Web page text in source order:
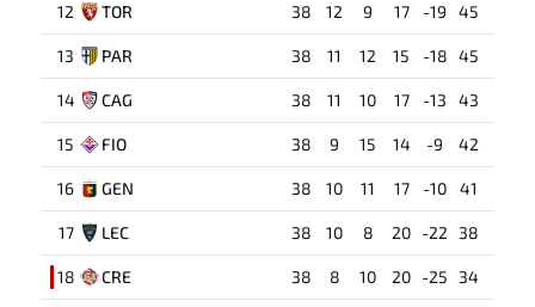
12 TOR 38 12 9 17 -19 45
13 PAR 38 11 12 15 -18 45
14 CAG 38 11 10 17 -13 43
15 FIO 38 9 15 14 -9 42
16 GEN 38 10 11 17 -10 41
17 LEC 38 10 8 20 -22 38
18 CRE 38 8 10 20 -25 34